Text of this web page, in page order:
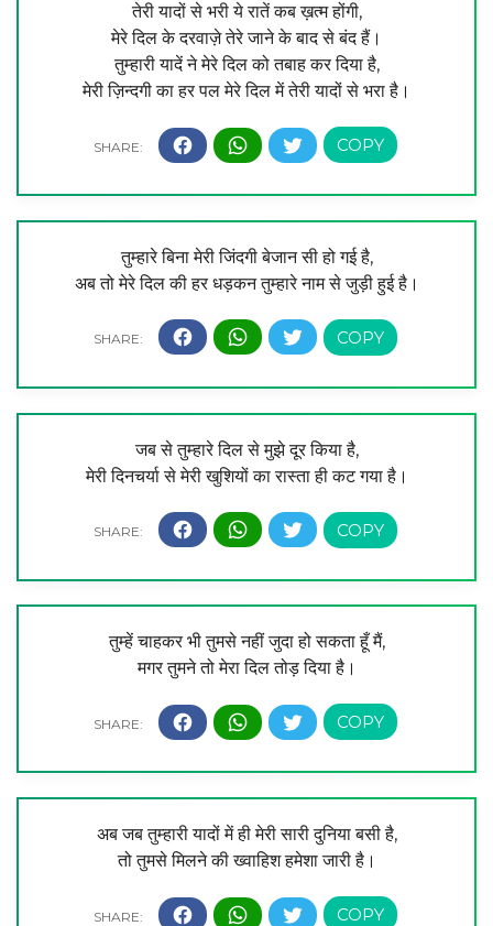
तेरी यादों से भरी ये रातें कब ख़त्म होंगी,
मेरे दिल के दरवाज़े तेरे जाने के बाद से बंद हैं।
तुम्हारी यादें ने मेरे दिल को तबाह कर दिया है,
मेरी ज़िन्दगी का हर पल मेरे दिल में तेरी यादों से भरा है।
तुम्हारे बिना मेरी जिंदगी बेजान सी हो गई है,
अब तो मेरे दिल की हर धड़कन तुम्हारे नाम से जुड़ी हुई है।
जब से तुम्हारे दिल से मुझे दूर किया है,
मेरी दिनचर्या से मेरी खुशियों का रास्ता ही कट गया है।
तुम्हें चाहकर भी तुमसे नहीं जुदा हो सकता हूँ मैं,
मगर तुमने तो मेरा दिल तोड़ दिया है।
अब जब तुम्हारी यादों में ही मेरी सारी दुनिया बसी है,
तो तुमसे मिलने की ख्वाहिश हमेशा जारी है।